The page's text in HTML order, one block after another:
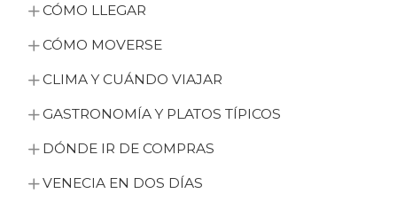
CÓMO LLEGAR
CÓMO MOVERSE
CLIMA Y CUÁNDO VIAJAR
GASTRONOMÍA Y PLATOS TÍPICOS
DÓNDE IR DE COMPRAS
VENECIA EN DOS DÍAS